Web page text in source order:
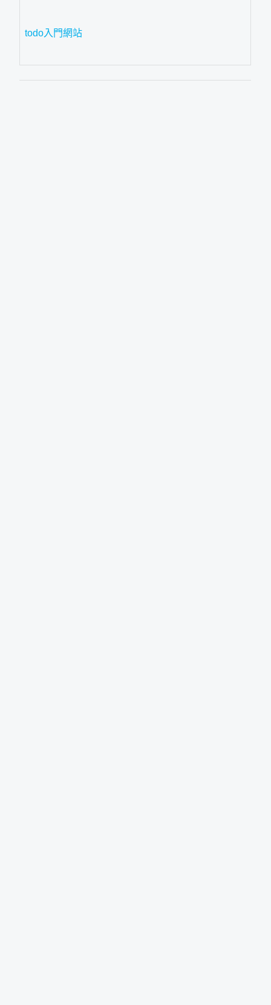
todo入門網站